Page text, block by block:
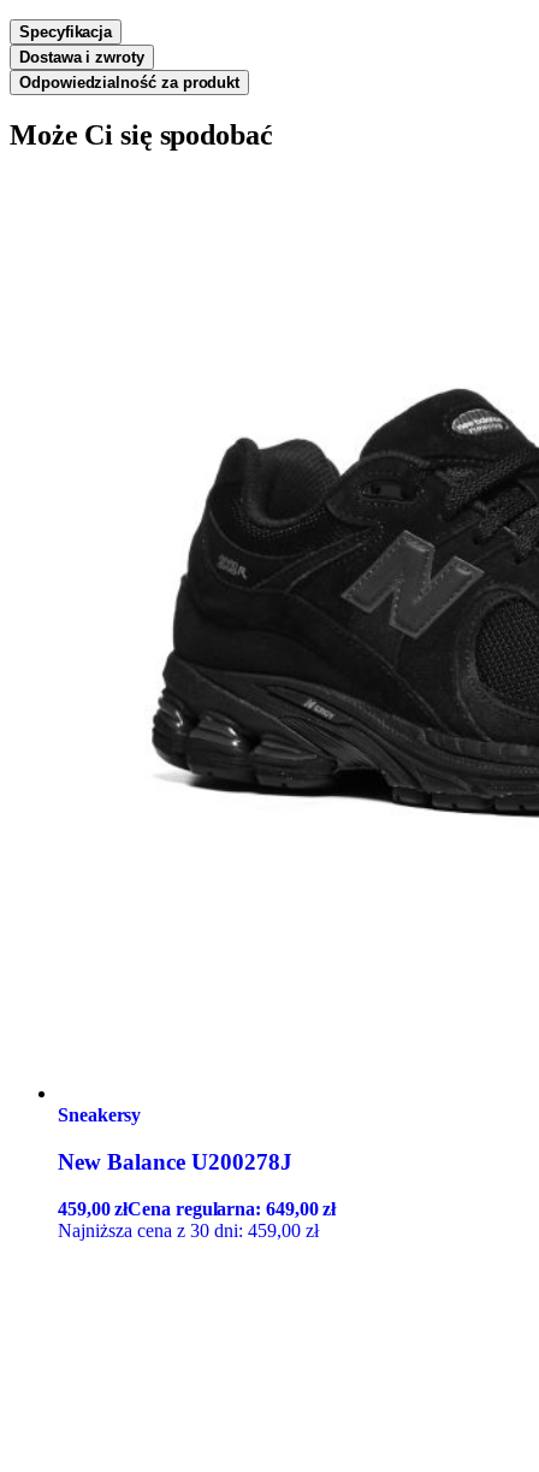
Specyfikacja
Dostawa i zwroty
Odpowiedzialność za produkt
Może Ci się spodobać
Sneakersy
New Balance U200278J
459,00złCena regularna:649,00zł
Najniższa cena z 30 dni: 459,00 zł